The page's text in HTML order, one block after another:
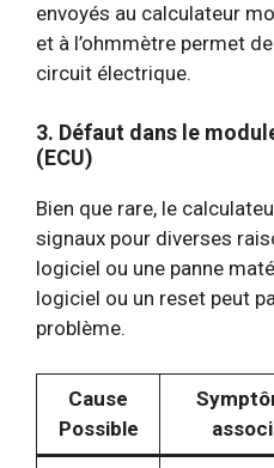
envoyés au calculateur
et à l’ohmmètre permet
circuit électrique.
3. Défaut dans le
(ECU)
Bien que rare, le
signaux pour diverses
logiciel ou une panne
logiciel ou un reset peut
problème.
Cause
Possible